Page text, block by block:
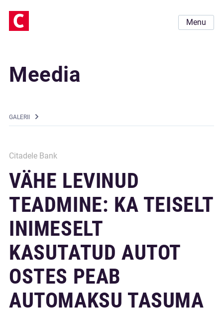
Menu
Meedia
GALERII
Citadele Bank
VÄHE LEVINUD
TEADMINE: KA TEISELT
INIMESELT
KASUTATUD AUTOT
OSTES PEAB
AUTOMAKSU TASUMA